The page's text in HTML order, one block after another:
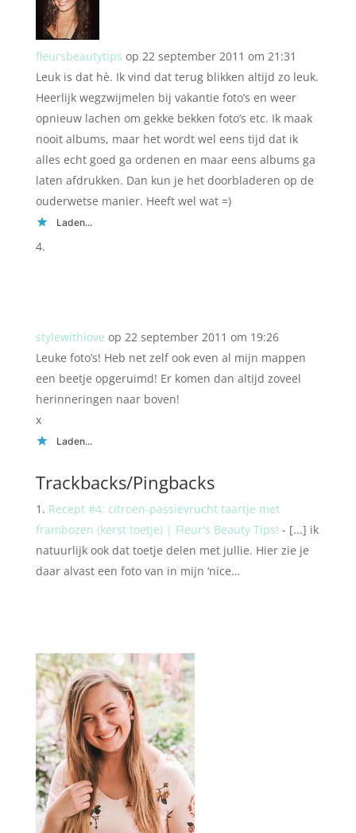
fleursbeautytips op 22 september 2011 om 21:31
Leuk is dat hè. Ik vind dat terug blikken altijd zo leuk.
Heerlijk wegzwijmelen bij vakantie foto’s en weer
opnieuw lachen om gekke bekken foto’s etc. Ik maak
nooit albums, maar het wordt wel eens tijd dat ik
alles echt goed ga ordenen en maar eens albums ga
laten afdrukken. Dan kun je het doorbladeren op de
ouderwetse manier. Heeft wel wat =)
Laden...
stylewithlove op 22 september 2011 om 19:26
Leuke foto’s! Heb net zelf ook even al mijn mappen
een beetje opgeruimd! Er komen dan altijd zoveel
herinneringen naar boven!
x
Laden...
Trackbacks/Pingbacks
Recept #4: citroen-passievrucht taartje met
frambozen (kerst toetje) | Fleur's Beauty Tips! - [...] ik
natuurlijk ook dat toetje delen met jullie. Hier zie je
daar alvast een foto van in mijn ‘nice…